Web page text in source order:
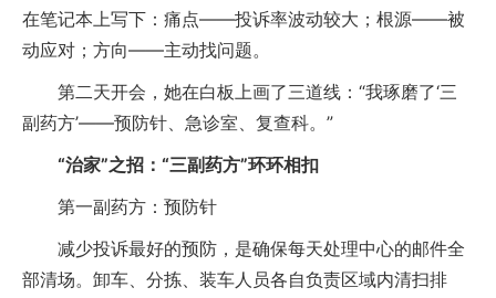
在笔记本上写下：痛点——投诉率波动较大；根源——被
动应对；方向——主动找问题。
第二天开会，她在白板上画了三道线：“我琢磨了‘三
副药方’——预防针、急诊室、复查科。”
“治家”之招：“三副药方”环环相扣
第一副药方：预防针
减少投诉最好的预防，是确保每天处理中心的邮件全
部清场。卸车、分拣、装车人员各自负责区域内清扫排